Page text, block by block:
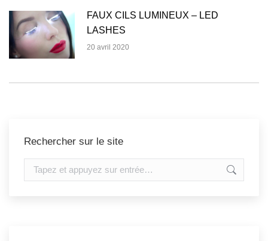
FAUX CILS LUMINEUX – LED
LASHES
20 avril 2020
Rechercher sur le site
Recherche
: